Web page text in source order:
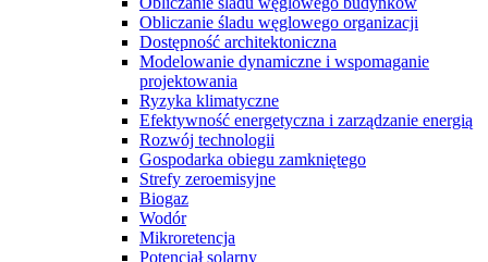
Obliczanie śladu węglowego organizacji
Dostępność architektoniczna
Modelowanie dynamiczne i wspomaganie
projektowania
Ryzyka klimatyczne
Efektywność energetyczna i zarządzanie energią
Rozwój technologii
Gospodarka obiegu zamkniętego
Strefy zeroemisyjne
Biogaz
Wodór
Mikroretencja
Potencjał solarny